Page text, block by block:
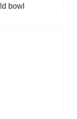
bowl